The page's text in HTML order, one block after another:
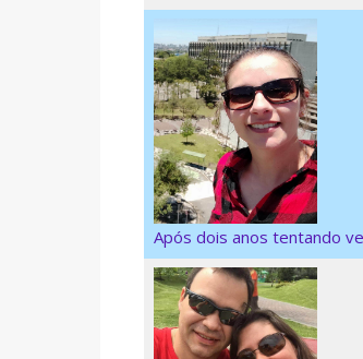
Após dois anos tentando